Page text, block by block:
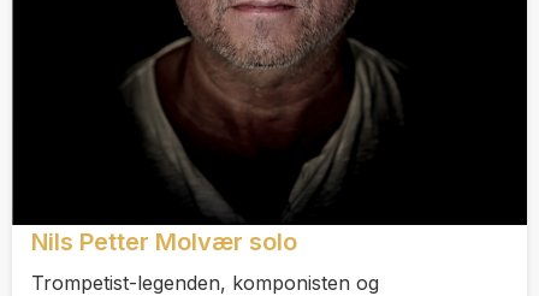
Nils Petter Molvær solo
Trompetist-legenden, komponisten og